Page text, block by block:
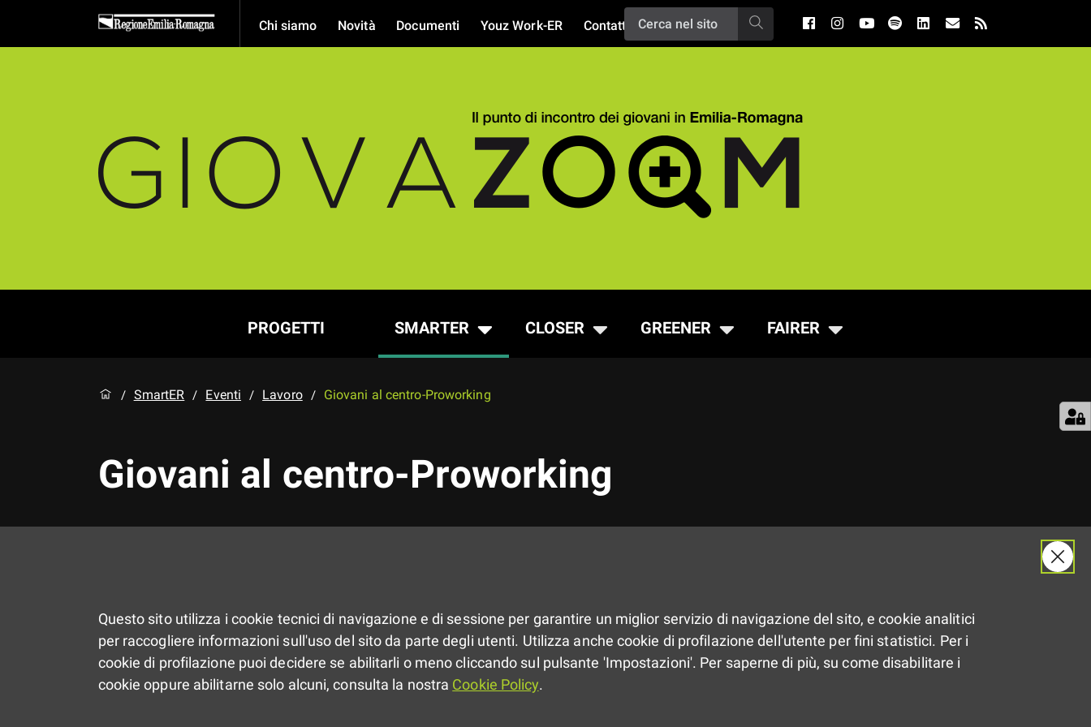
Chi siamo Novità Documenti Youz Work-ER Contatti
PROGETTI SMARTER CLOSER GREENER FAIRER
/ SmartER / Eventi / Lavoro / Giovani al centro-Proworking
Giovani al centro-Proworking
Dalle 14:00 alle 17:30
Questo sito utilizza i cookie tecnici di navigazione e di sessione per garantire un miglior servizio di navigazione del sito, e cookie analitici
per raccogliere informazioni sull'uso del sito da parte degli utenti. Utilizza anche cookie di profilazione dell'utente per fini statistici. Per i
cookie di profilazione puoi decidere se abilitarli o meno cliccando sul pulsante 'Impostazioni'. Per saperne di più, su come disabilitare i
cookie oppure abilitarne solo alcuni, consulta la nostra Cookie Policy.